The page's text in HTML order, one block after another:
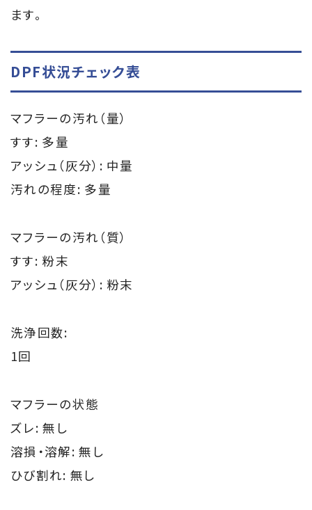
ます。
DPF状況チェック表
マフラーの汚れ（量）
すす: 多量
アッシュ（灰分）: 中量
汚れの程度: 多量
マフラーの汚れ（質）
すす: 粉末
アッシュ（灰分）: 粉末
洗浄回数:
1回
マフラーの状態
ズレ: 無し
溶損・溶解: 無し
ひび割れ: 無し